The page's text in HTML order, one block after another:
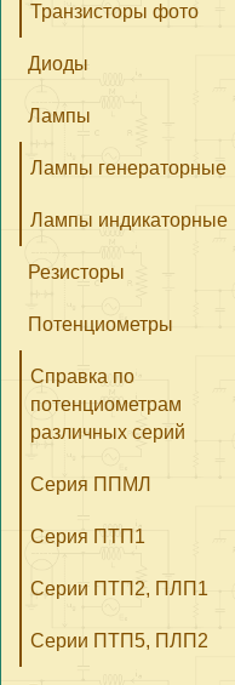
Транзисторы фото
Диоды
Лампы
Лампы генераторные
Лампы индикаторные
Резисторы
Потенциометры
Справка по
потенциометрам
различных серий
Серия ППМЛ
Серия ПТП1
Серии ПТП2, ПЛП1
Серии ПТП5, ПЛП2